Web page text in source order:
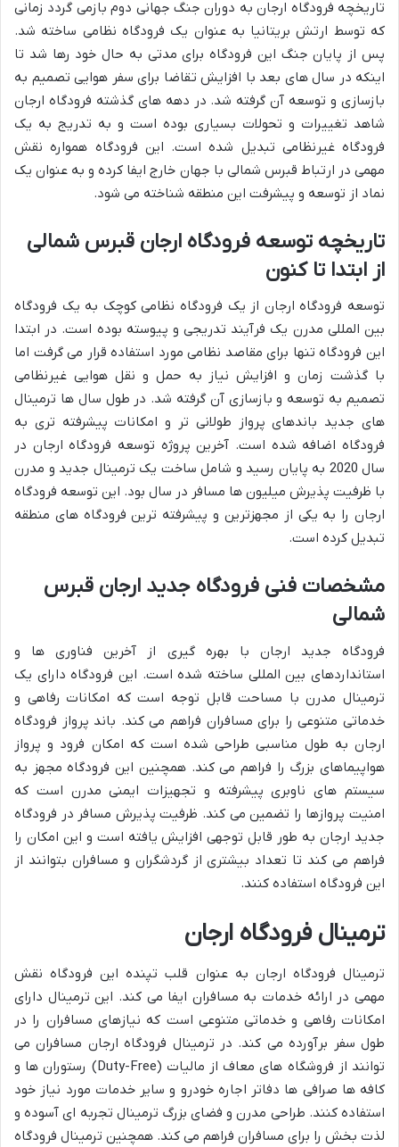
تاریخچه فرودگاه ارجان به دوران جنگ جهانی دوم بازمی گردد زمانی
که توسط ارتش بریتانیا به عنوان یک فرودگاه نظامی ساخته شد.
پس از پایان جنگ این فرودگاه برای مدتی به حال خود رها شد تا
اینکه در سال های بعد با افزایش تقاضا برای سفر هوایی تصمیم به
بازسازی و توسعه آن گرفته شد. در دهه های گذشته فرودگاه ارجان
شاهد تغییرات و تحولات بسیاری بوده است و به تدریج به یک
فرودگاه غیرنظامی تبدیل شده است. این فرودگاه همواره نقش
مهمی در ارتباط قبرس شمالی با جهان خارج ایفا کرده و به عنوان یک
نماد از توسعه و پیشرفت این منطقه شناخته می شود.
تاریخچه توسعه فرودگاه ارجان قبرس شمالی
از ابتدا تا کنون
توسعه فرودگاه ارجان از یک فرودگاه نظامی کوچک به یک فرودگاه
بین المللی مدرن یک فرآیند تدریجی و پیوسته بوده است. در ابتدا
این فرودگاه تنها برای مقاصد نظامی مورد استفاده قرار می گرفت اما
با گذشت زمان و افزایش نیاز به حمل و نقل هوایی غیرنظامی
تصمیم به توسعه و بازسازی آن گرفته شد. در طول سال ها ترمینال
های جدید باندهای پرواز طولانی تر و امکانات پیشرفته تری به
فرودگاه اضافه شده است. آخرین پروژه توسعه فرودگاه ارجان در
سال 2020 به پایان رسید و شامل ساخت یک ترمینال جدید و مدرن
با ظرفیت پذیرش میلیون ها مسافر در سال بود. این توسعه فرودگاه
ارجان را به یکی از مجهزترین و پیشرفته ترین فرودگاه های منطقه
تبدیل کرده است.
مشخصات فنی فرودگاه جدید ارجان قبرس
شمالی
فرودگاه جدید ارجان با بهره گیری از آخرین فناوری ها و
استانداردهای بین المللی ساخته شده است. این فرودگاه دارای یک
ترمینال مدرن با مساحت قابل توجه است که امکانات رفاهی و
خدماتی متنوعی را برای مسافران فراهم می کند. باند پرواز فرودگاه
ارجان به طول مناسبی طراحی شده است که امکان فرود و پرواز
هواپیماهای بزرگ را فراهم می کند. همچنین این فرودگاه مجهز به
سیستم های ناوبری پیشرفته و تجهیزات ایمنی مدرن است که
امنیت پروازها را تضمین می کند. ظرفیت پذیرش مسافر در فرودگاه
جدید ارجان به طور قابل توجهی افزایش یافته است و این امکان را
فراهم می کند تا تعداد بیشتری از گردشگران و مسافران بتوانند از
این فرودگاه استفاده کنند.
ترمینال فرودگاه ارجان
ترمینال فرودگاه ارجان به عنوان قلب تپنده این فرودگاه نقش
مهمی در ارائه خدمات به مسافران ایفا می کند. این ترمینال دارای
امکانات رفاهی و خدماتی متنوعی است که نیازهای مسافران را در
طول سفر برآورده می کند. در ترمینال فرودگاه ارجان مسافران می
توانند از فروشگاه های معاف از مالیات (Duty-Free) رستوران ها و
کافه ها صرافی ها دفاتر اجاره خودرو و سایر خدمات مورد نیاز خود
استفاده کنند. طراحی مدرن و فضای بزرگ ترمینال تجربه ای آسوده و
لذت بخش را برای مسافران فراهم می کند. همچنین ترمینال فرودگاه